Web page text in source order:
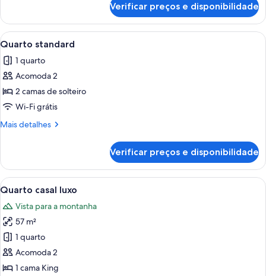
a
montanha
superluxo,
vista
para
montanha
Verificar preços e disponibilidade
Carrega
todas
as
fotos
de
Quarto
standard
Quarto de hotel com duas camas,
5
Quarto standard
1 quarto
Acomoda 2
2 camas de solteiro
Wi-Fi grátis
Mais detalhes
Mais
standard
Verificar preços e disponibilidade
Carrega
todas
as
fotos
de
Quarto
casal
Um quarto espaçoso com uma
6
Quarto casal luxo
Vista para a montanha
57 m²
1 quarto
Acomoda 2
1 cama King